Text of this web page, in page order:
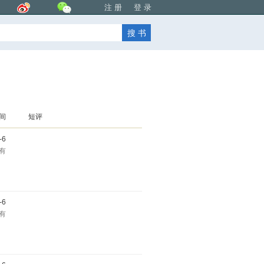
注 册 登 录
短评
6
6